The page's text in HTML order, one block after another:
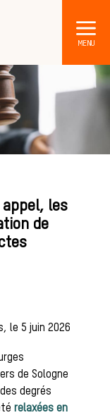
CHASSE À COURRE
de la vènerie
de
appel, les
de
le 5 juin 2026
de Sologne
degrés
relaxées en